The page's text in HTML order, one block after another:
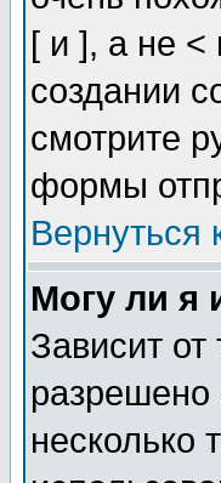
[ и ], а не <
создании
смотрите
формы
Вернуться
Могу ли я
Зависит
разрешено
несколько